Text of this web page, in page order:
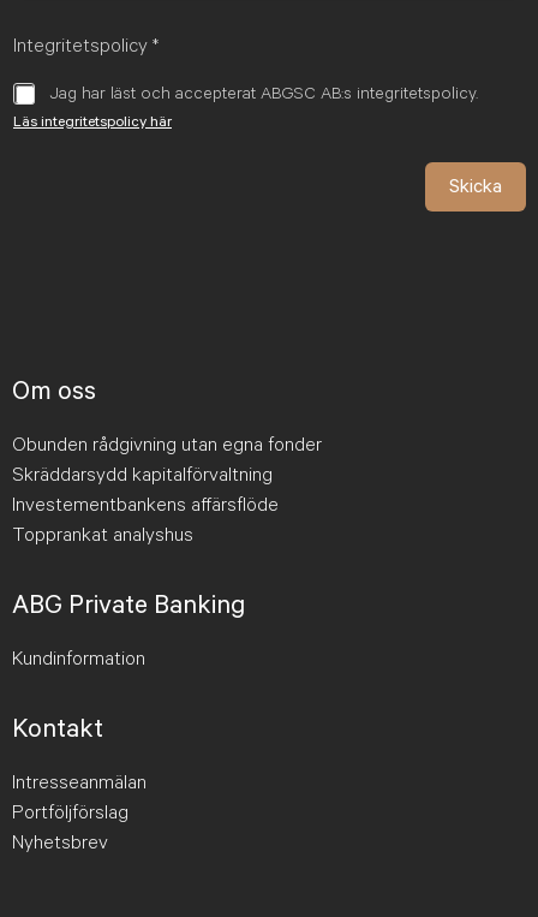
Integritetspolicy *
Jag har läst och accepterat ABGSC AB:s integritetspolicy.
Läs integritetspolicy här
Skicka
Om oss
Obunden rådgivning utan egna fonder
Skräddarsydd kapitalförvaltning
Investementbankens affärsflöde
Topprankat analyshus
ABG Private Banking
Kundinformation
Kontakt
Intresseanmälan
Portföljförslag
Nyhetsbrev